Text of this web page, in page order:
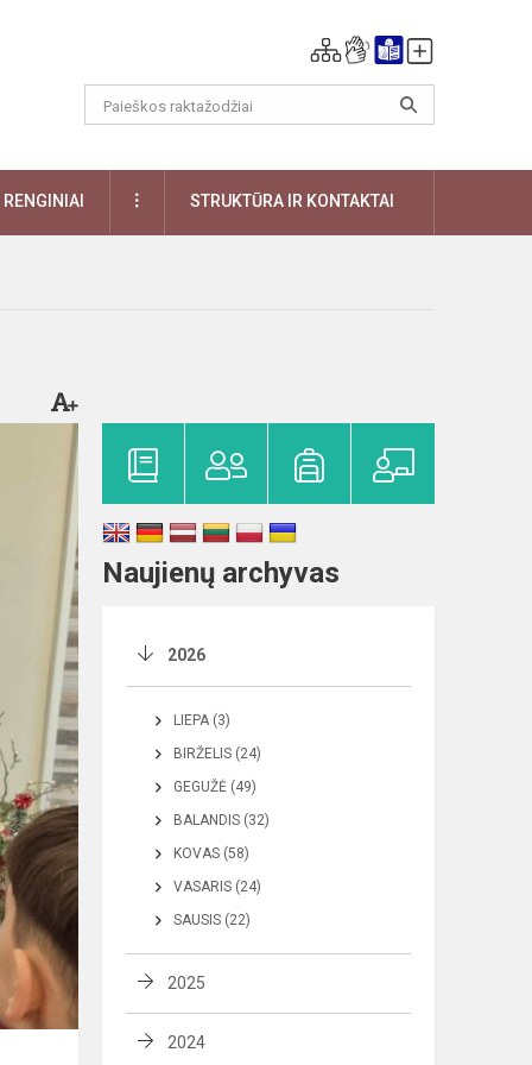
RENGINIAI DAUGIAUSTRUKTŪRA IR KONTAKTAI
Naujienų archyvas
2026
LIEPA (3)
BIRŽELIS (24)
GEGUŽĖ (49)
BALANDIS (32)
KOVAS (58)
VASARIS (24)
SAUSIS (22)
2025
2024